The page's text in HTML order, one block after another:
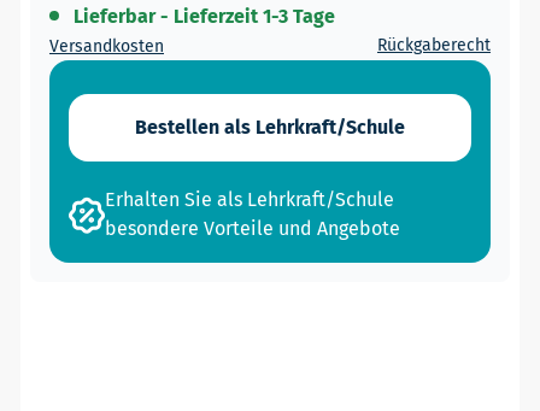
Lieferbar - Lieferzeit 1-3 Tage
Versandkosten Rückgaberecht
Bestellen als Lehrkraft/Schule
Erhalten Sie als Lehrkraft/Schule
besondere Vorteile und Angebote